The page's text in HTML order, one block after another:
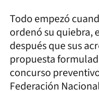
Todo empezó
ordenó su quiebra,
después que sus
propuesta
concurso
Federación